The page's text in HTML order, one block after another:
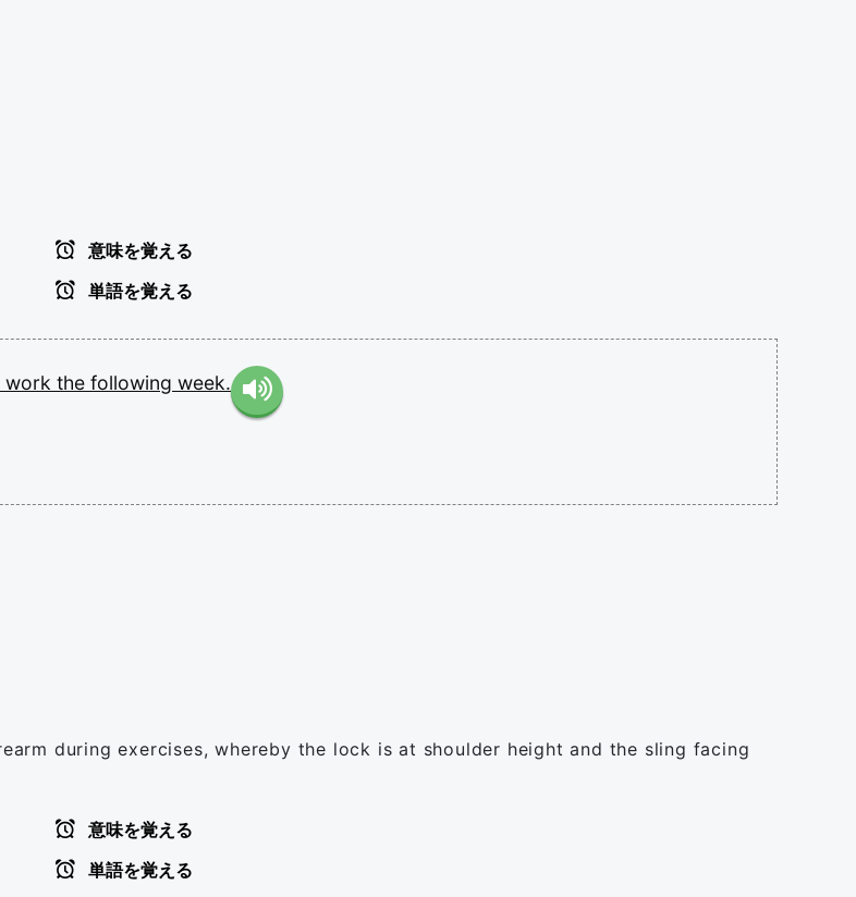
意味を覚える
単語を覚える
work the following week.
during exercises, whereby the lock is at shoulder height and the sling facing
意味を覚える
単語を覚える